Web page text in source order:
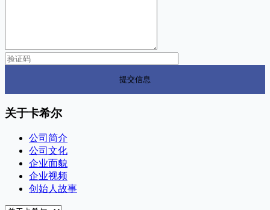
关于卡希尔
公司简介
公司文化
企业面貌
企业视频
创始人故事